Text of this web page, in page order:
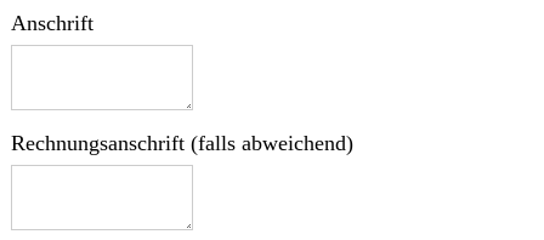
Anschrift
Rechnungsanschrift (falls abweichend)